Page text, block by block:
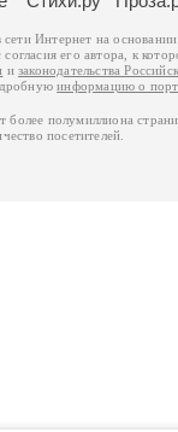
сети Интернет на
его автора, к
изаконодательства
информацию о
полумиллиона
посетителей.